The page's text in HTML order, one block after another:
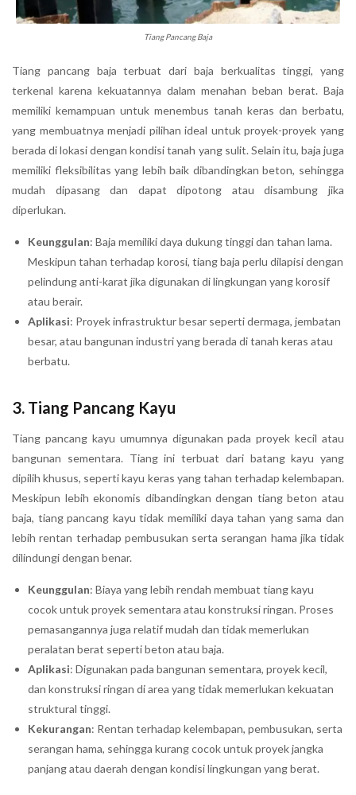
Tiang Pancang Baja
Tiang pancang baja terbuat dari baja berkualitas tinggi, yang
terkenal karena kekuatannya dalam menahan beban berat. Baja
memiliki kemampuan untuk menembus tanah keras dan berbatu,
yang membuatnya menjadi pilihan ideal untuk proyek-proyek yang
berada di lokasi dengan kondisi tanah yang sulit. Selain itu, baja juga
memiliki fleksibilitas yang lebih baik dibandingkan beton, sehingga
mudah dipasang dan dapat dipotong atau disambung jika
diperlukan.
Keunggulan: Baja memiliki daya dukung tinggi dan tahan lama.
Meskipun tahan terhadap korosi, tiang baja perlu dilapisi dengan
pelindung anti-karat jika digunakan di lingkungan yang korosif
atau berair.
Aplikasi: Proyek infrastruktur besar seperti dermaga, jembatan
besar, atau bangunan industri yang berada di tanah keras atau
berbatu.
3. Tiang Pancang Kayu
Tiang pancang kayu umumnya digunakan pada proyek kecil atau
bangunan sementara. Tiang ini terbuat dari batang kayu yang
dipilih khusus, seperti kayu keras yang tahan terhadap kelembapan.
Meskipun lebih ekonomis dibandingkan dengan tiang beton atau
baja, tiang pancang kayu tidak memiliki daya tahan yang sama dan
lebih rentan terhadap pembusukan serta serangan hama jika tidak
dilindungi dengan benar.
Keunggulan: Biaya yang lebih rendah membuat tiang kayu
cocok untuk proyek sementara atau konstruksi ringan. Proses
pemasangannya juga relatif mudah dan tidak memerlukan
peralatan berat seperti beton atau baja.
Aplikasi: Digunakan pada bangunan sementara, proyek kecil,
dan konstruksi ringan di area yang tidak memerlukan kekuatan
struktural tinggi.
Kekurangan: Rentan terhadap kelembapan, pembusukan, serta
serangan hama, sehingga kurang cocok untuk proyek jangka
panjang atau daerah dengan kondisi lingkungan yang berat.